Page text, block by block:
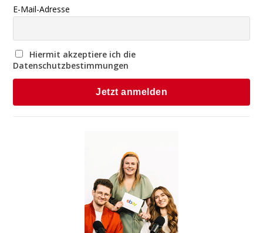
E-Mail-Adresse
Hiermit akzeptiere ich die
Datenschutzbestimmungen